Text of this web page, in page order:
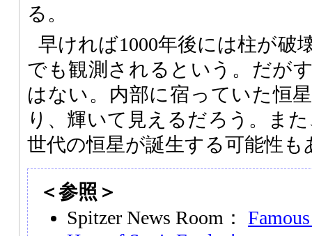
る。
早ければ1000年後には柱が破
でも観測されるという。だが
はない。内部に宿っていた恒
り、輝いて見えるだろう。ま
世代の恒星が誕生する可能性も
＜参照＞
Spitzer News Room：